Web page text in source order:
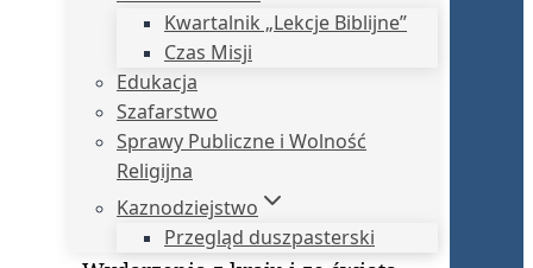
Kwartalnik „Lekcje Biblijne”
Czas Misji
Edukacja
Szafarstwo
Sprawy Publiczne i Wolność
Religijna
Kaznodziejstwo
Przegląd duszpasterski